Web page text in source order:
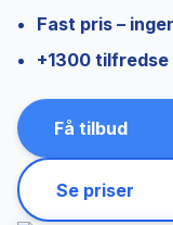
Fast pris –
+1300 tilfredse
Få tilbud
Se priser